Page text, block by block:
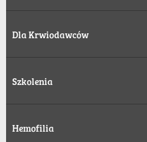
Dla Krwiodawców
Szkolenia
Hemofilia